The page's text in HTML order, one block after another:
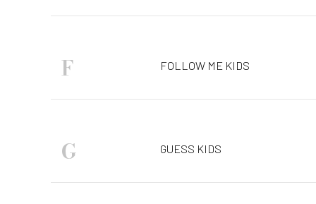
F FOLLOW ME KIDS
G GUESS KIDS